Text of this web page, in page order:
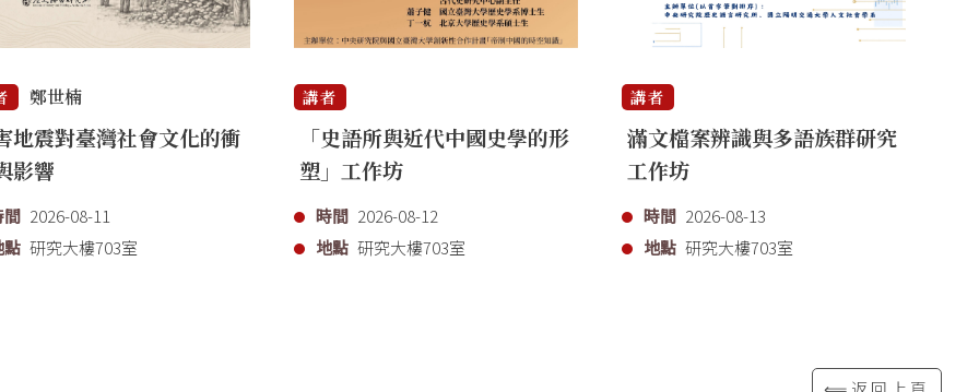
鄭世楠
地震對臺灣社會文化的衝
影響
間 2026-08-11
點 研究大樓703室
講者
「史語所與近代中國史學的形
塑」工作坊
時間 2026-08-12
地點 研究大樓703室
講者
滿文檔案辨識與多語族群研究
工作坊
時間 2026-08-13
地點 研究大樓703室